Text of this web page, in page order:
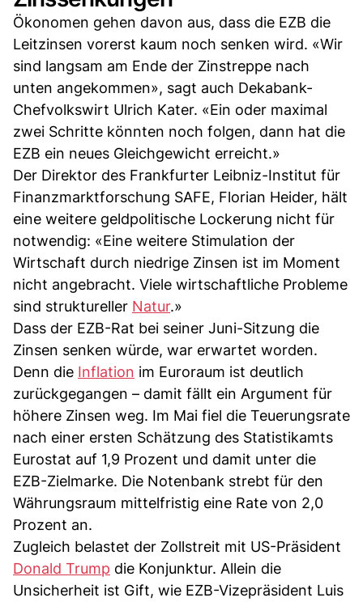
Ökonomen gehen davon aus, dass die EZB die
Leitzinsen vorerst kaum noch senken wird. «Wir
sind langsam am Ende der Zinstreppe nach
unten angekommen», sagt auch Dekabank-
Chefvolkswirt Ulrich Kater. «Ein oder maximal
zwei Schritte könnten noch folgen, dann hat die
EZB ein neues Gleichgewicht erreicht.»
Der Direktor des Frankfurter Leibniz-Institut für
Finanzmarktforschung SAFE, Florian Heider, hält
eine weitere geldpolitische Lockerung nicht für
notwendig: «Eine weitere Stimulation der
Wirtschaft durch niedrige Zinsen ist im Moment
nicht angebracht. Viele wirtschaftliche Probleme
sind struktureller Natur.»
Dass der EZB-Rat bei seiner Juni-Sitzung die
Zinsen senken würde, war erwartet worden.
Denn die Inflation im Euroraum ist deutlich
zurückgegangen – damit fällt ein Argument für
höhere Zinsen weg. Im Mai fiel die Teuerungsrate
nach einer ersten Schätzung des Statistikamts
Eurostat auf 1,9 Prozent und damit unter die
EZB-Zielmarke. Die Notenbank strebt für den
Währungsraum mittelfristig eine Rate von 2,0
Prozent an.
Zugleich belastet der Zollstreit mit US-Präsident
Donald Trump die Konjunktur. Allein die
Unsicherheit ist Gift, wie EZB-Vizepräsident Luis